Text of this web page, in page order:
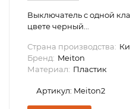
Выключатель с одной
цвете черный...
Страна производства:
Бренд: Meiton
Материал: Пластик
Артикул: Meiton2